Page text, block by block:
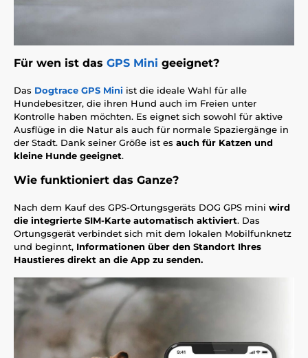
Für wen ist das GPS Mini geeignet?
Das Dogtrace GPS Mini ist die ideale Wahl für alle
Hundebesitzer, die ihren Hund auch im Freien unter
Kontrolle haben möchten. Es eignet sich sowohl für aktive
Ausflüge in die Natur als auch für normale Spaziergänge in
der Stadt. Dank seiner Größe ist es auch für Katzen und
kleine Hunde geeignet.
Wie funktioniert das Ganze?
Nach dem Kauf des GPS-Ortungsgeräts DOG GPS mini wird
die integrierte SIM-Karte automatisch aktiviert. Das
Ortungsgerät verbindet sich mit dem lokalen Mobilfunknetz
und beginnt, Informationen über den Standort Ihres
Haustieres direkt an die App zu senden.